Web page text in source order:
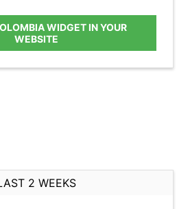
WIDGET IN YOUR
WEBSITE
2 WEEKS